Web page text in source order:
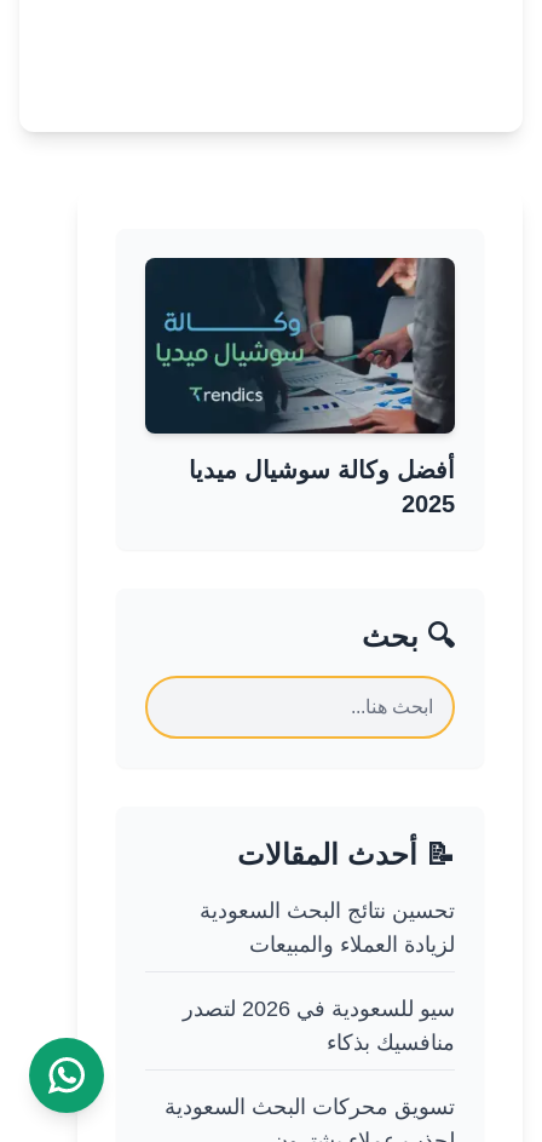
أفضل وكالة سوشيال ميديا
2025
🔍 بحث
📝 أحدث المقالات
تحسين نتائج البحث السعودية
لزيادة العملاء والمبيعات
سيو للسعودية في 2026 لتصدر
منافسيك بذكاء
تسويق محركات البحث السعودية